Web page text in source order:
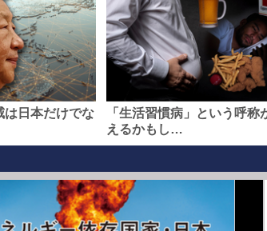
は日本だけでな
「生活習慣病」という呼称
えるかもし…